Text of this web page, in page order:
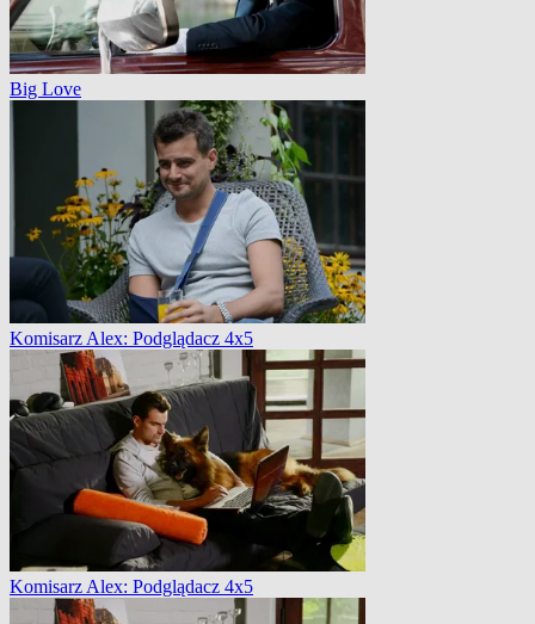
Big Love
Komisarz Alex: Podglądacz 4x5
Komisarz Alex: Podglądacz 4x5